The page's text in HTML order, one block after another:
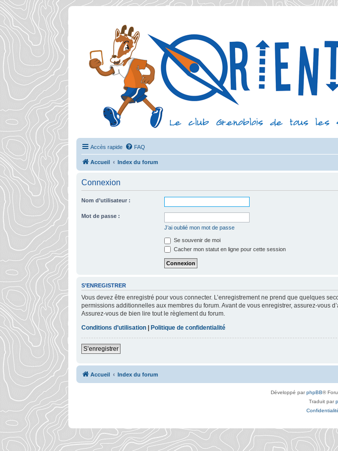
Accès rapide FAQ
Accueil Index du forum
Connexion
Nom d’utilisateur :
Mot de passe :
J’ai oublié mon mot de passe
Se souvenir de moi
Cacher mon statut en ligne pour cette session
S’ENREGISTRER
Vous devez être enregistré pour vous connecter. L’enregistrement ne prend que quelques
permissions additionnelles aux membres du forum. Avant de vous enregistrer, assurez-vous
Assurez-vous de bien lire tout le règlement du forum.
Conditions d’utilisation | Politique de confidentialité
S’enregistrer
Accueil Index du forum
Développé parphpBB®
Traduit par